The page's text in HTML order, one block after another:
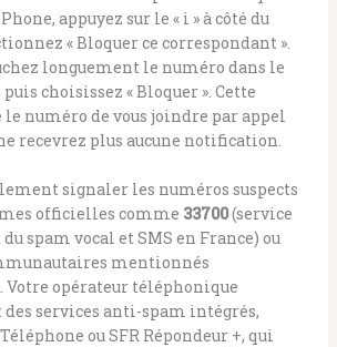
appuyez sur le « i » à côté du
« Bloquer ce correspondant ».
longuement le numéro dans le
choisissez « Bloquer ». Cette
numéro de vous joindre par appel
recevrez plus aucune notification.
signaler les numéros suspects
officielles comme 33700(service
spam vocal et SMS en France) ou
mentionnés
opérateur téléphonique
des services anti-spam intégrés,
ou SFR Répondeur +, qui